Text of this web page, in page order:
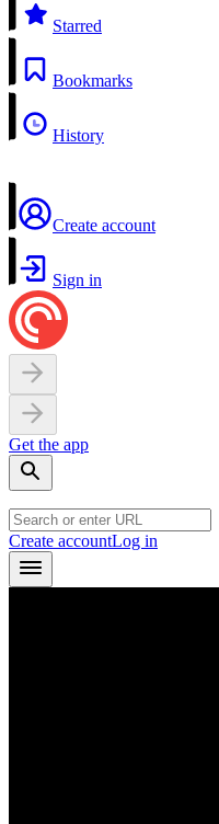
Starred
Bookmarks
History
Create account
Sign in
Get the app
Create accountLog in